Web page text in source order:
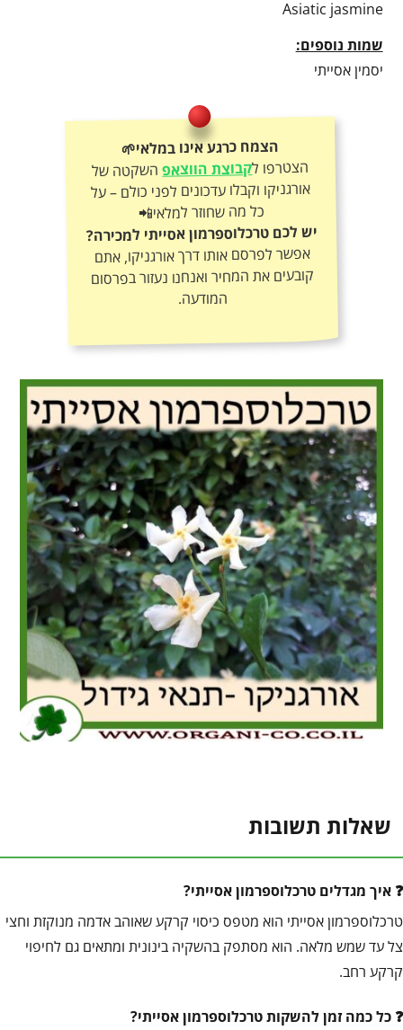
Asiatic jasmine
שמות נוספים:
יסמין אסייתי
הצמח כרגע אינו במלאי🌱
הצטרפו לקבוצת הווצאפהשקטה של
אורגניקו וקבלו עדכונים לפני כולם – על
כל מה שחוזר למלאי📲
יש לכם טרכלוספרמון אסייתי למכירה?
אפשר לפרסם אותו דרך אורגניקו, אתם
קובעים את המחיר ואנחנו נעזור בפרסום
המודעה.
שאלות תשובות
איך מגדלים טרכלוספרמון אסייתי?
טרכלוספרמון אסייתי הוא מטפס כיסוי קרקע שאוהב אדמה מנוקזת וחצי
צל עד שמש מלאה. הוא מסתפק בהשקיה בינונית ומתאים גם לחיפוי
קרקע רחב.
כל כמה זמן להשקות טרכלוספרמון אסייתי?